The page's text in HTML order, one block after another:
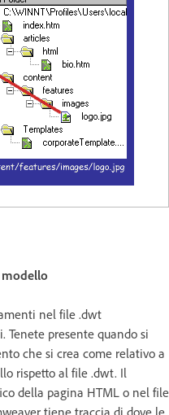
nel file .dwt
Tenete presente quando si
che si crea come relativo a
rispetto al file .dwt. Il
della pagina HTML o nel file
tiene traccia di dove le